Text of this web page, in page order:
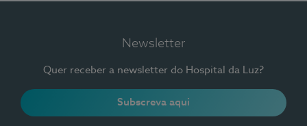
Newsletter
Quer receber a newsletter do Hospital da Luz?
Subscreva aqui